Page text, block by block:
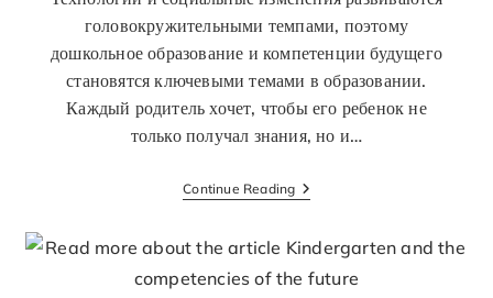
головокружительными темпами, поэтому
дошкольное образование и компетенции будущего
становятся ключевыми темами в образовании.
Каждый родитель хочет, чтобы его ребенок не
только получал знания, но и…
Continue Reading